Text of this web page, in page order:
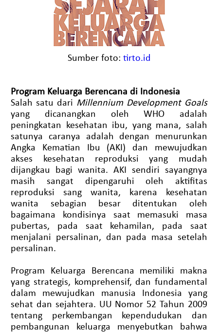
Sumber foto: tirto.id
Program Keluarga Berencana di Indonesia
Salah satu dari Millennium Development Goals
yang dicanangkan oleh WHO adalah
peningkatan kesehatan ibu, yang mana, salah
satunya caranya adalah dengan menurunkan
Angka Kematian Ibu (AKI) dan mewujudkan
akses kesehatan reproduksi yang mudah
dijangkau bagi wanita. AKI sendiri sayangnya
masih sangat dipengaruhi oleh aktifitas
reproduksi sang wanita, karena kesehatan
wanita sebagian besar ditentukan oleh
bagaimana kondisinya saat memasuki masa
pubertas, pada saat kehamilan, pada saat
menjalani persalinan, dan pada masa setelah
persalinan.
Program Keluarga Berencana memiliki makna
yang strategis, komprehensif, dan fundamental
dalam mewujudkan manusia Indonesia yang
sehat dan sejahtera. UU Nomor 52 Tahun 2009
tentang perkembangan kependudukan dan
pembangunan keluarga menyebutkan bahwa